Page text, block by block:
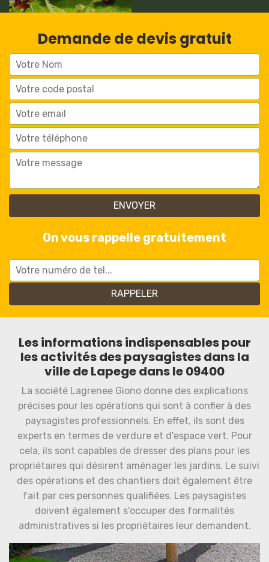
Demande de devis gratuit
On vous rappelle gratuitement
Les informations indispensables pour
les activités des paysagistes dans la
ville de Lapege dans le 09400
La société Lagrenee Giono donne des explications
précises pour les opérations qui sont à confier à des
paysagistes professionnels. En effet, ils sont des
experts en termes de verdure et d'espace vert. Pour
cela, ils sont capables de dresser des plans pour les
propriétaires qui désirent aménager les jardins. Le suivi
des opérations et des chantiers doit également être
fait par ces personnes qualifiées. Les paysagistes
doivent également s'occuper des formalités
administratives si les propriétaires leur demandent.